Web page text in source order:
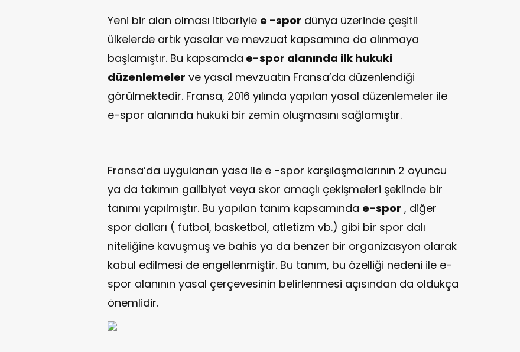
Yeni bir alan olması itibariyle e -spor dünya üzerinde çeşitli
ülkelerde artık yasalar ve mevzuat kapsamına da alınmaya
başlamıştır. Bu kapsamda e-spor alanında ilk hukuki
düzenlemeler ve yasal mevzuatın Fransa’da düzenlendiği
görülmektedir. Fransa, 2016 yılında yapılan yasal düzenlemeler ile
e-spor alanında hukuki bir zemin oluşmasını sağlamıştır.
Fransa’da uygulanan yasa ile e -spor karşılaşmalarının 2 oyuncu
ya da takımın galibiyet veya skor amaçlı çekişmeleri şeklinde bir
tanımı yapılmıştır. Bu yapılan tanım kapsamında e-spor , diğer
spor dalları ( futbol, basketbol, atletizm vb.) gibi bir spor dalı
niteliğine kavuşmuş ve bahis ya da benzer bir organizasyon olarak
kabul edilmesi de engellenmiştir. Bu tanım, bu özelliği nedeni ile e-
spor alanının yasal çerçevesinin belirlenmesi açısından da oldukça
önemlidir.